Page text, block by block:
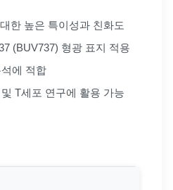
한 높은 특이성과 친화도
(BUV737) 형광 표지 적용
에 적합
T세포 연구에 활용 가능